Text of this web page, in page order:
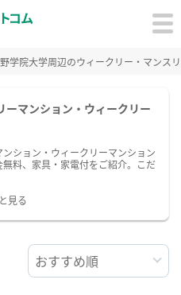
学院大学周辺のウィークリー・マンス
マンション・ウィークリー
ション・ウィークリーマンション
料、家具・家電付をご紹介。こだ
見る